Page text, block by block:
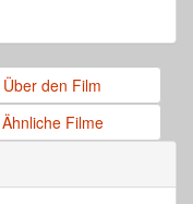
Über den Film
Ähnliche Filme